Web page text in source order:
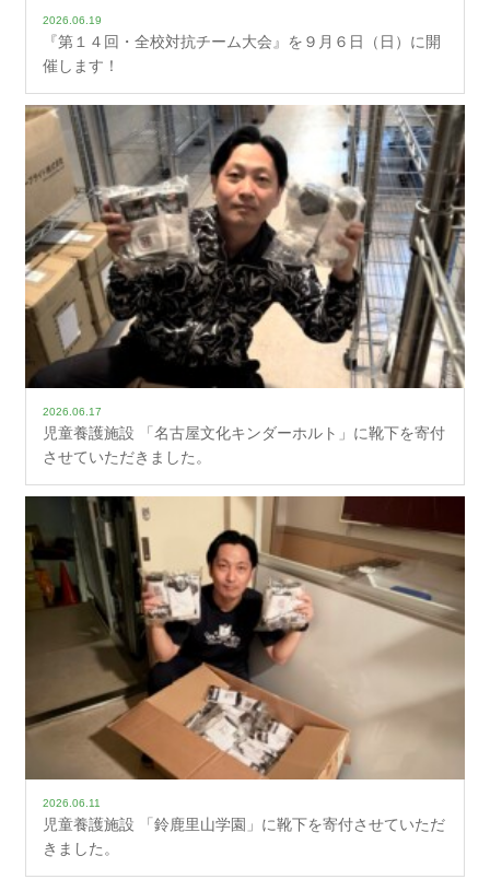
2026.06.19
『第１４回・全校対抗チーム大会』を９月６日（日）に開
催します！
2026.06.17
児童養護施設 「名古屋文化キンダーホルト」に靴下を寄付
させていただきました。
2026.06.11
児童養護施設 「鈴鹿里山学園」に靴下を寄付させていただ
きました。